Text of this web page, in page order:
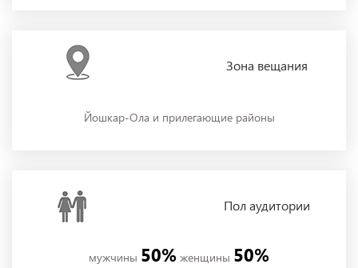
Зона вещания
Йошкар-Ола и прилегающие районы
Полаудитории
мужчины 50% женщины 50%